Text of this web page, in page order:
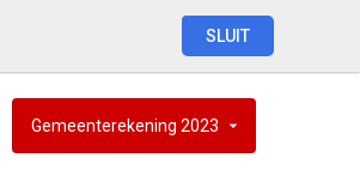
SLUIT
Gemeenterekening 2023